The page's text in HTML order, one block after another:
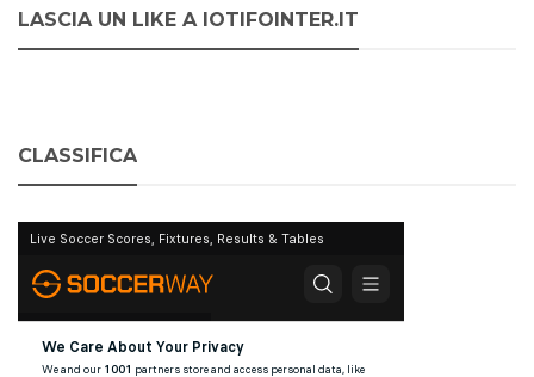
LASCIA UN LIKE A IOTIFOINTER.IT
CLASSIFICA